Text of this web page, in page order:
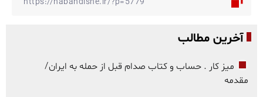
آخرین مطالب
میز کار . حساب و کتاب صدام قبل از حمله به ایران/
مقدمه